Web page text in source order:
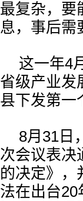
最复杂，要
息，事后需
这一年4
省级产业发
县下发第一
8月31日
次会议表决
的决定》，
法在出台